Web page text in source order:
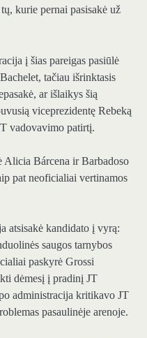
kurie pernai pasisakė už
į šias pareigas pasiūlė
tačiau išrinktasis
ar išlaikys šią
viceprezidentę Rebeką
vadovavimo patirtį.
Alicia Bárcena ir Barbadoso
pat neoficialiai vertinamos
atsisakė kandidato į vyrą:
saugos tarnybos
paskyrė Grossi
dėmesį į pradinį JT
administracija kritikavo JT
pasaulinėje arenoje.